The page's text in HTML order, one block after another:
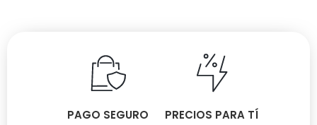
PAGO SEGURO PRECIOS PARA TÍ